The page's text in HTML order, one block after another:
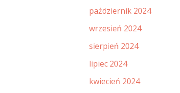
październik 2024
wrzesień 2024
sierpień 2024
lipiec 2024
kwiecień 2024